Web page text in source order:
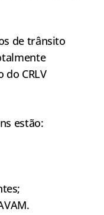
de trânsito
do CRLV
estão: